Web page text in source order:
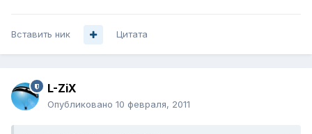
Вставить ник Цитата
L-ZiX
Опубликовано 10 февраля, 2011